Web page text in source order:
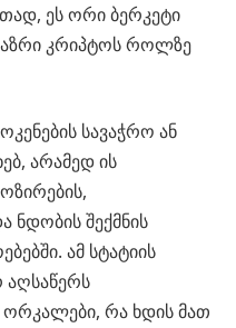
ეს ორი ბერკეტი
აზრი კრიპტოს როლზე
სავაჭრო ან
არამედ ის
ნდობის შექმნის
ამ სტატიის
აღსაწერს
რა ხდის მათ